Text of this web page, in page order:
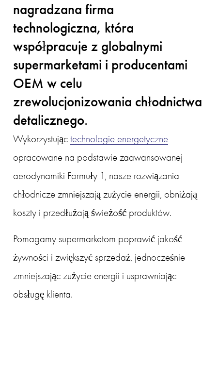
nagradzana firma
technologiczna, która
współpracuje z globalnymi
supermarketami i producentami
OEM w celu
zrewolucjonizowania chłodnictwa
detalicznego.
Wykorzystując technologie energetyczne
opracowane na podstawie zaawansowanej
aerodynamiki Formuły 1, nasze rozwiązania
chłodnicze zmniejszają zużycie energii, obniżają
koszty i przedłużają świeżość produktów.
Pomagamy supermarketom poprawić jakość
żywności i zwiększyć sprzedaż, jednocześnie
zmniejszając zużycie energii i usprawniając
obsługę klienta.